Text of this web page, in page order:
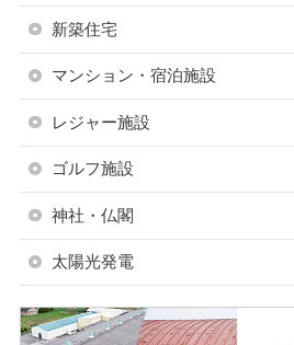
新築住宅
マンション・宿泊施設
レジャー施設
ゴルフ施設
神社・仏閣
太陽光発電